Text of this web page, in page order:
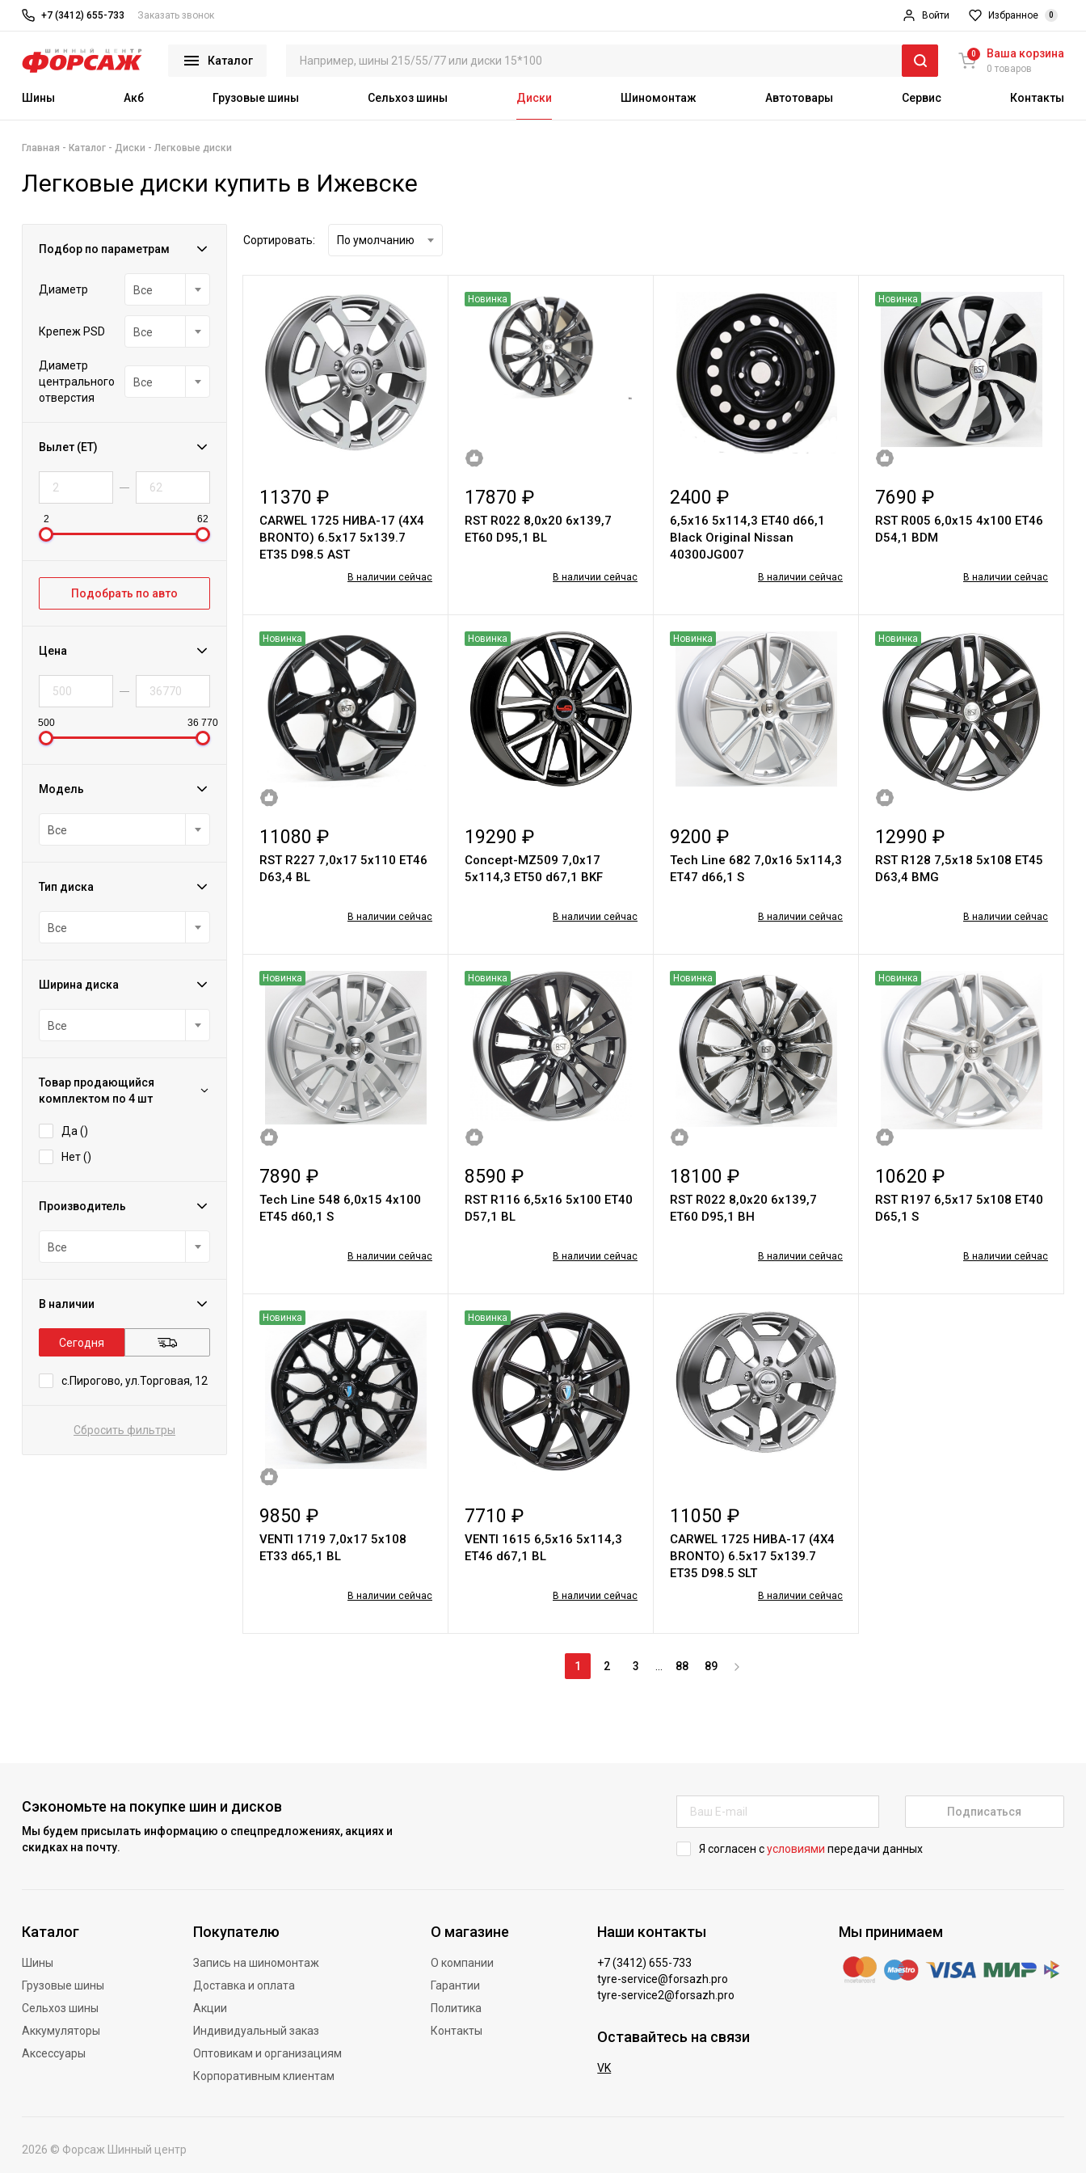
+7 (3412) 655-733 Заказать звонок Войти Избранное 0
Каталог
0 Ваша корзина
0 товаров
Шины Акб Грузовые шины Сельхоз шины Диски Шиномонтаж Автотовары Сервис Контакты
Главная Каталог Диски Легковые диски
Легковые диски купить в Ижевске
Подбор по параметрам
Диаметр Все
Крепеж PSD Все
Диаметр
центрального
отверстия
Все
Вылет (ET)
2 62
Подобрать по авто
Цена
500 36 770
Модель
Все
Тип диска
Все
Ширина диска
Все
Товар продающийся
комплектом по 4 шт
Да ()
Нет ()
Производитель
Все
В наличии
Сегодня
с.Пирогово, ул.Торговая, 12
Сбросить фильтры
Сортировать: По умолчанию
11370 ₽
CARWEL 1725 НИВА-17 (4Х4
BRONTO) 6.5х17 5х139.7
ET35 D98.5 AST
В наличии сейчас
Новинка
17870 ₽
RST R022 8,0x20 6x139,7
ET60 D95,1 BL
В наличии сейчас
2400 ₽
6,5х16 5х114,3 ЕТ40 d66,1
Black Original Nissan
40300JG007
В наличии сейчас
Новинка
7690 ₽
RST R005 6,0х15 4х100 ЕТ46
D54,1 BDM
В наличии сейчас
Новинка
11080 ₽
RST R227 7,0x17 5x110 ET46
D63,4 BL
В наличии сейчас
Новинка
19290 ₽
Concept-MZ509 7,0х17
5х114,3 ET50 d67,1 BKF
В наличии сейчас
Новинка
9200 ₽
Tech Line 682 7,0х16 5х114,3
ET47 d66,1 S
В наличии сейчас
Новинка
12990 ₽
RST R128 7,5x18 5x108 ET45
D63,4 BMG
В наличии сейчас
Новинка
7890 ₽
Tech Line 548 6,0х15 4х100
ЕТ45 d60,1 S
В наличии сейчас
Новинка
8590 ₽
RST R116 6,5x16 5x100 ET40
D57,1 BL
В наличии сейчас
Новинка
18100 ₽
RST R022 8,0x20 6x139,7
ET60 D95,1 BН
В наличии сейчас
Новинка
10620 ₽
RST R197 6,5x17 5x108 ET40
D65,1 S
В наличии сейчас
Новинка
9850 ₽
VENTI 1719 7,0х17 5х108
ET33 d65,1 BL
В наличии сейчас
Новинка
7710 ₽
VENTI 1615 6,5х16 5х114,3
ET46 d67,1 BL
В наличии сейчас
11050 ₽
CARWEL 1725 НИВА-17 (4Х4
BRONTO) 6.5х17 5х139.7
ET35 D98.5 SLT
В наличии сейчас
1 2 3 88 89
Сэкономьте на покупке шин и дисков
Мы будем присылать информацию о спецпредложениях, акциях и
скидках на почту.
Подписаться
Я согласен сусловиями передачи данных
Каталог
Шины
Грузовые шины
Сельхоз шины
Аккумуляторы
Аксессуары
Покупателю
Запись на шиномонтаж
Доставка и оплата
Акции
Индивидуальный заказ
Оптовикам и организациям
Корпоративным клиентам
О магазине
О компании
Гарантии
Политика
Контакты
Наши контакты
+7 (3412) 655-733
tyre-service@forsazh.pro
tyre-service2@forsazh.pro
Оставайтесь на связи
VK
Мы принимаем
2026 © Форсаж Шинный центр